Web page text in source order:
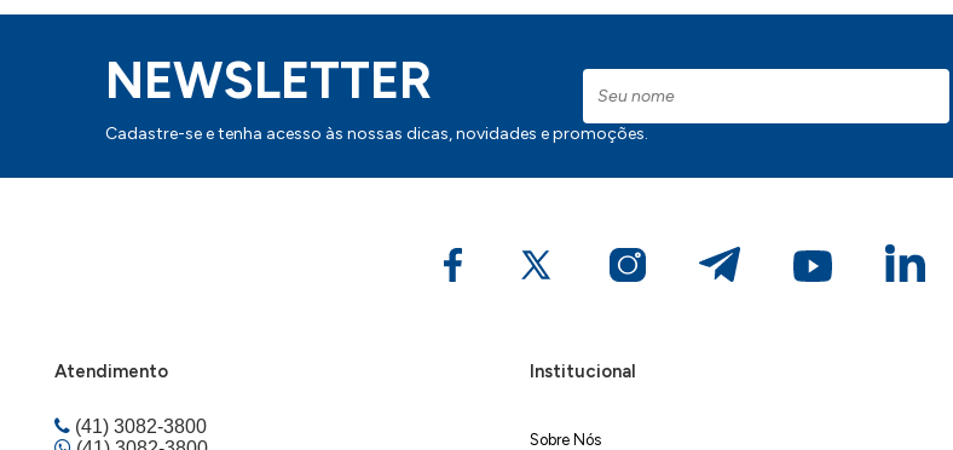
NEWSLETTER
Cadastre-se e tenha acesso às nossas dicas, novidades e promoções.
Atendimento
(41) 3082-3800
Institucional
Sobre Nós